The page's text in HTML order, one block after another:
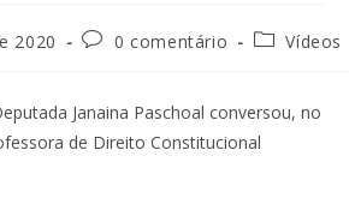
2020 0 comentário Vídeos
Janaina Paschoal conversou, no
de Direito Constitucional